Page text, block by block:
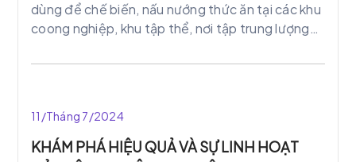
dùng để chế biến, nấu nướng thức ăn tại các khu
coong nghiệp, khu tập thể, nơi tập trung lượng
nhu cầu ẩm thực của con người ngày càng cao,
cho người tiêu dùng.
11/Tháng 7/2024
KHÁM PHÁ HIỆU QUẢ VÀ SỰ LINH HOẠT